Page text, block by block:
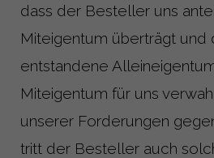
dass der Besteller uns
Miteigentum überträgt und
entstandene
Miteigentum für uns
unserer Forderungen
tritt der Besteller auch